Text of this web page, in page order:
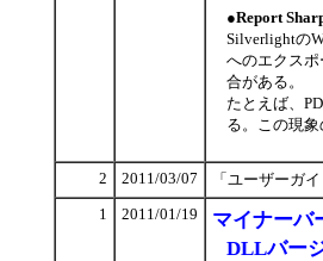
●Report
Silverlightの
へのエクス
合がある。
たとえば、
る。この現
2 2011/03/07
「ユーザーガ
1
2011/01/19 マイナーバ
DLLバー